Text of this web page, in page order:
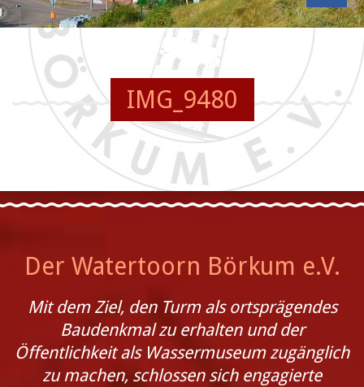
IMG_9480
Der Watertoorn Börkum e.V.
Mit dem Ziel, den Turm als ortsprägendes
Baudenkmal zu erhalten und der
Öffentlichkeit als Wassermuseum zugänglich
zu machen, schlossen sich engagierte